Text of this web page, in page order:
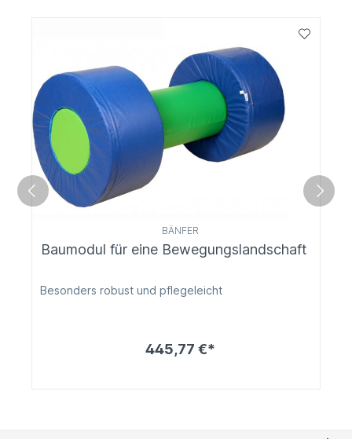
BÄNFER
Baumodul für eine Bewegungslandschaft
Besonders robust und pflegeleicht
445,77 €*